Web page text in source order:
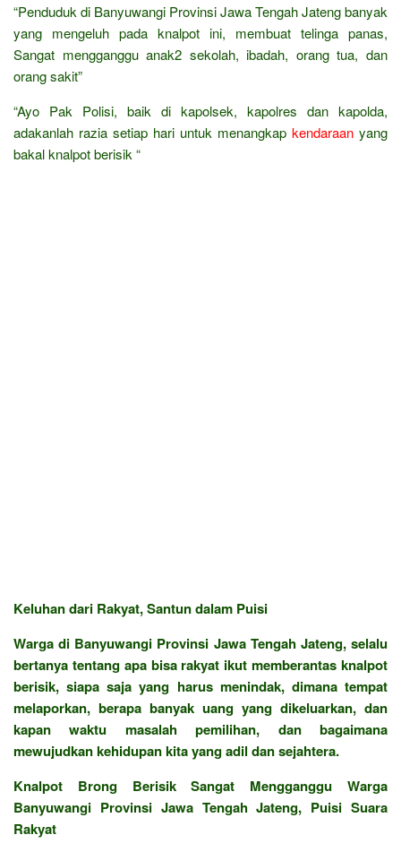
“Penduduk di Banyuwangi Provinsi Jawa Tengah Jateng banyak
yang mengeluh pada knalpot ini, membuat telinga panas,
Sangat mengganggu anak2 sekolah, ibadah, orang tua, dan
orang sakit”
“Ayo Pak Polisi, baik di kapolsek, kapolres dan kapolda,
adakanlah razia setiap hari untuk menangkap kendaraan yang
bakal knalpot berisik “
Keluhan dari Rakyat, Santun dalam Puisi
Warga di Banyuwangi Provinsi Jawa Tengah Jateng, selalu
bertanya tentang apa bisa rakyat ikut memberantas knalpot
berisik, siapa saja yang harus menindak, dimana tempat
melaporkan, berapa banyak uang yang dikeluarkan, dan
kapan waktu masalah pemilihan, dan bagaimana
mewujudkan kehidupan kita yang adil dan sejahtera.
Knalpot Brong Berisik Sangat Mengganggu Warga
Banyuwangi Provinsi Jawa Tengah Jateng, Puisi Suara
Rakyat